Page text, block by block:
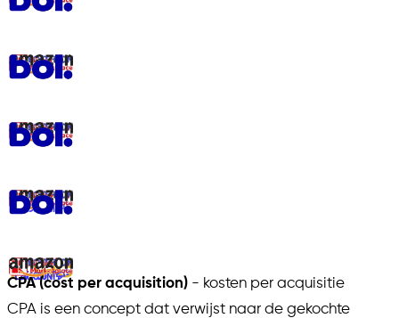
CPA (cost per acquisition) - kosten per acquisitie
CPA is een concept dat verwijst naar de gekochte